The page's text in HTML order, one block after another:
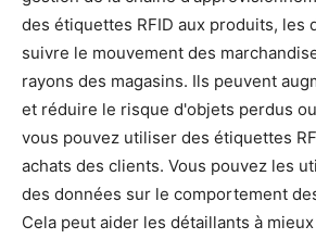
des étiquettes RFID aux produits, les
suivre le mouvement des
rayons des magasins. Ils peuvent
et réduire le risque d'objets perdus
vous pouvez utiliser des étiquettes
achats des clients. Vous pouvez les
des données sur le comportement
Cela peut aider les détaillants à